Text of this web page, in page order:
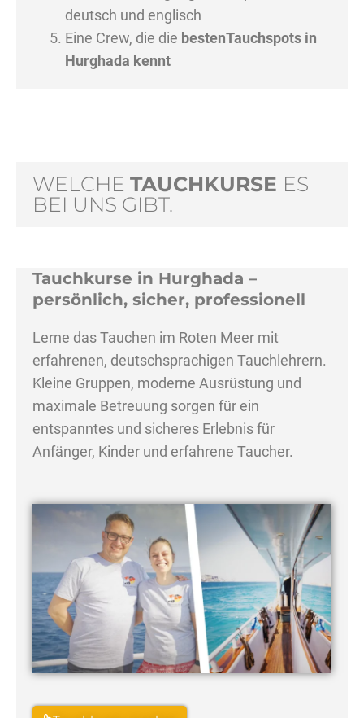
deutsch und englisch
Eine Crew, die die bestenTauchspots in
Hurghada kennt
WELCHETAUCHKURSE ES
BEI UNS GIBT.
Tauchkurse in Hurghada –
persönlich, sicher, professionell
Lerne das Tauchen im Roten Meer mit
erfahrenen, deutschsprachigen Tauchlehrern.
Kleine Gruppen, moderne Ausrüstung und
maximale Betreuung sorgen für ein
entspanntes und sicheres Erlebnis für
Anfänger, Kinder und erfahrene Taucher.